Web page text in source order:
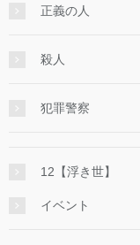
正義の人
殺人
犯罪警察
12【浮き世】
イベント